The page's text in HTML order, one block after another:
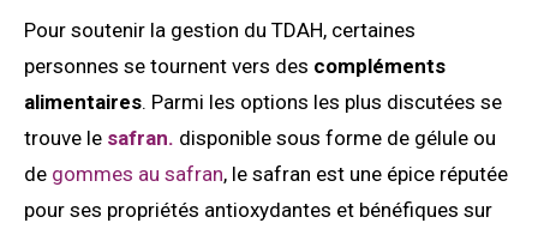
Pour soutenir la gestion du TDAH, certaines
personnes se tournent vers des compléments
alimentaires. Parmi les options les plus discutées se
trouve le safran. disponible sous forme de gélule ou
de gommes au safran, le safran est une épice réputée
pour ses propriétés antioxydantes et bénéfiques sur